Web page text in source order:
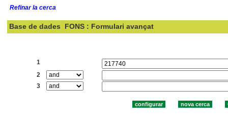
Refinar la cerca
Base de dades FONS : Formulari avançat
1
2
3